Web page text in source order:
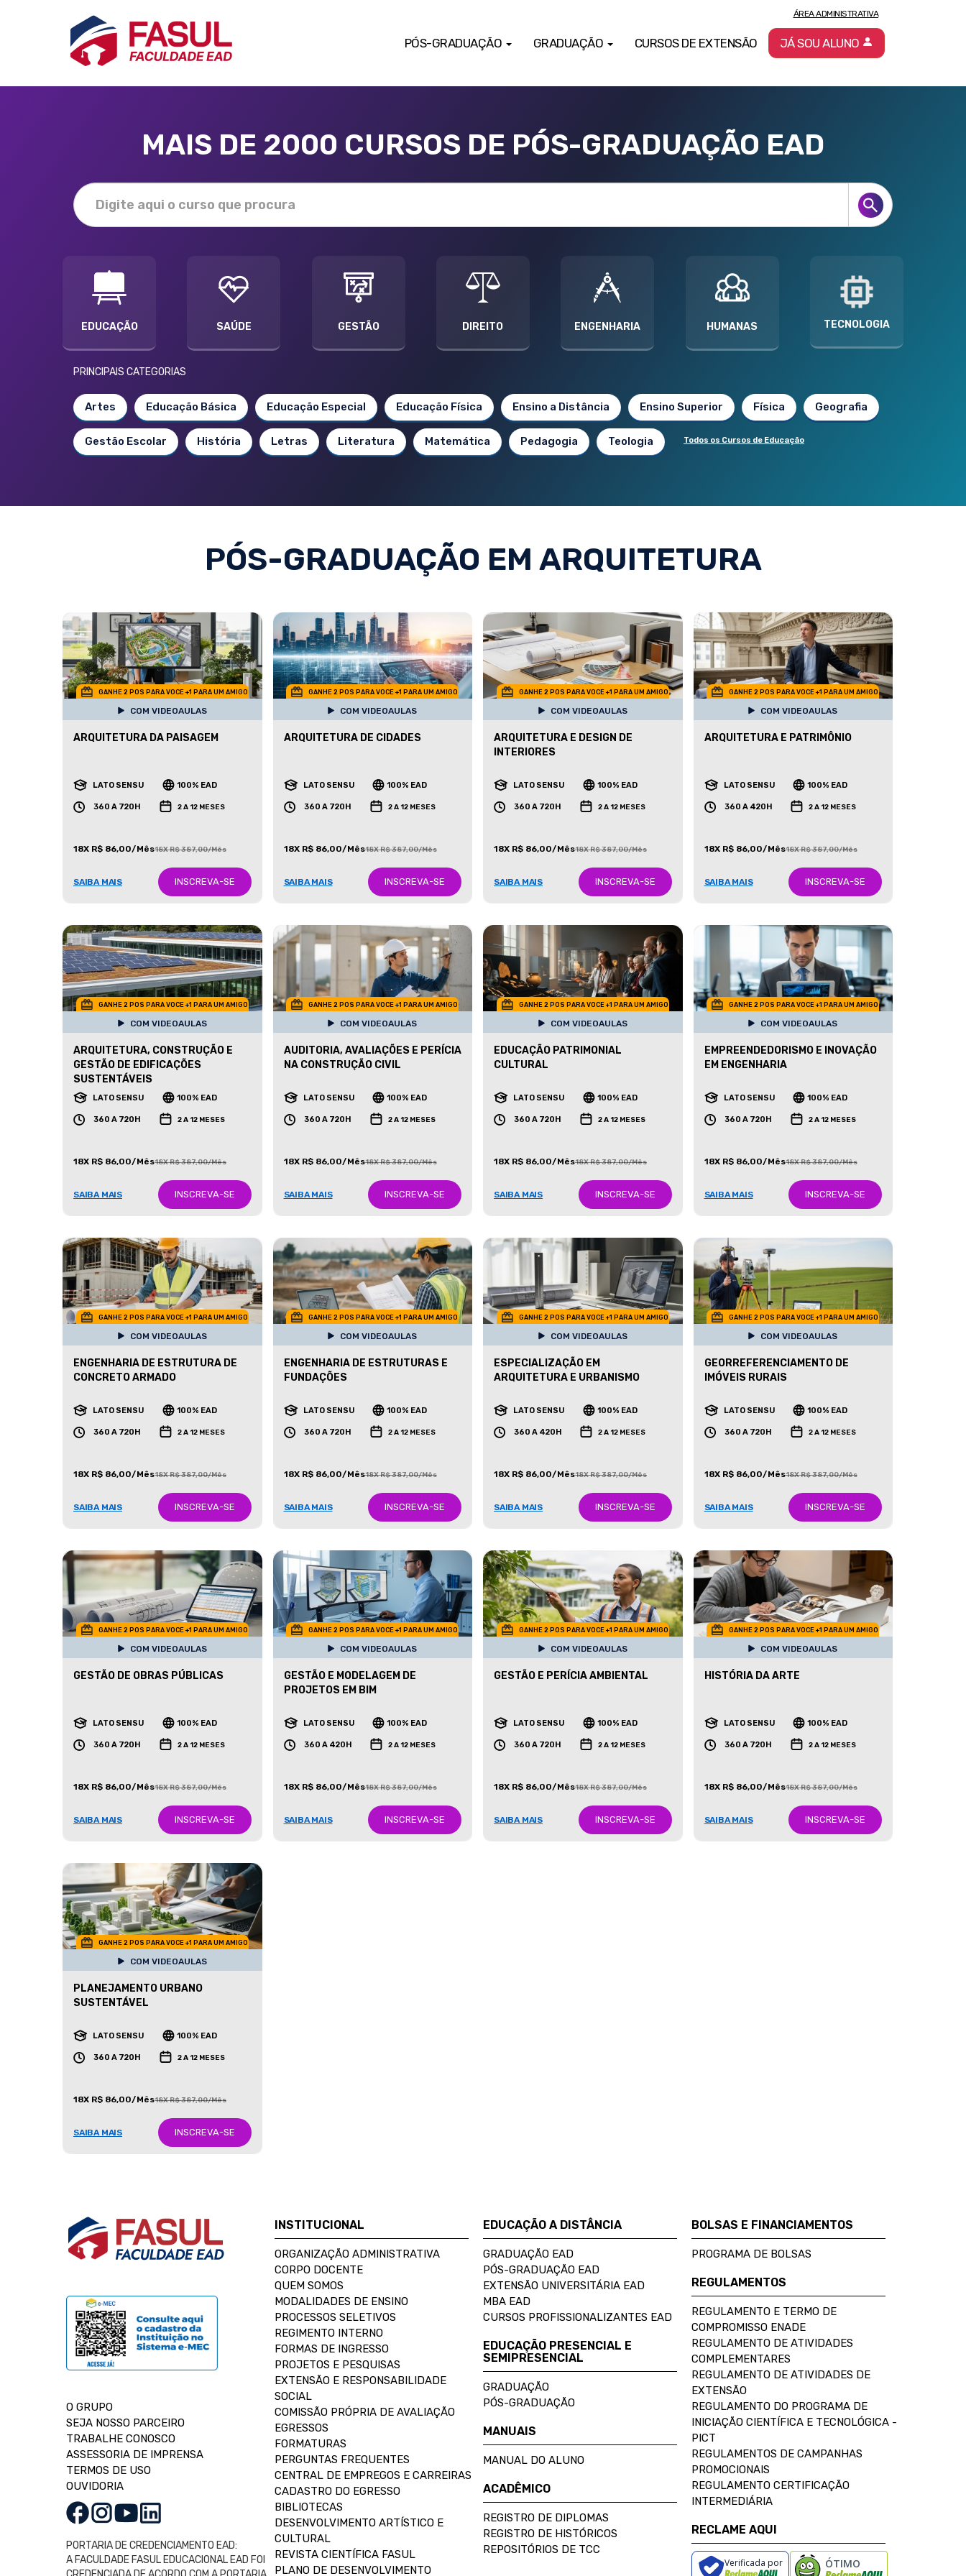
PÓS-GRADUAÇÃO GRADUAÇÃO CURSOS DE EXTENSÃO
ÁREA ADMINISTRATIVA
JÁ SOU ALUNO
MAIS DE 2000 CURSOS DE PÓS-GRADUAÇÃO EAD
EDUCAÇÃO SAÚDE GESTÃO DIREITO ENGENHARIA HUMANAS TECNOLOGIA
PRINCIPAIS CATEGORIAS
Artes Educação Básica Educação Especial Educação Física Ensino a Distância Ensino Superior Física Geografia
Gestão Escolar História Letras Literatura Matemática Pedagogia Teologia Todos os Cursos de Educação
PÓS-GRADUAÇÃO EM ARQUITETURA
GANHE 2 POS PARA VOCE +1 PARA UM AMIGO
COM VIDEOAULAS
ARQUITETURA DA PAISAGEM
LATO SENSU 100% EAD
360 A 720H 2 A 12 MESES
18X R$ 86,00/Mês18X R$ 387,00/Mês
SAIBA MAIS INSCREVA-SE
GANHE 2 POS PARA VOCE +1 PARA UM AMIGO
COM VIDEOAULAS
ARQUITETURA DE CIDADES
LATO SENSU 100% EAD
360 A 720H 2 A 12 MESES
18X R$ 86,00/Mês18X R$ 387,00/Mês
SAIBA MAIS INSCREVA-SE
GANHE 2 POS PARA VOCE +1 PARA UM AMIGO
COM VIDEOAULAS
ARQUITETURA E DESIGN DE
INTERIORES
LATO SENSU 100% EAD
360 A 720H 2 A 12 MESES
18X R$ 86,00/Mês18X R$ 387,00/Mês
SAIBA MAIS INSCREVA-SE
GANHE 2 POS PARA VOCE +1 PARA UM AMIGO
COM VIDEOAULAS
ARQUITETURA E PATRIMÔNIO
LATO SENSU 100% EAD
360 A 420H 2 A 12 MESES
18X R$ 86,00/Mês18X R$ 387,00/Mês
SAIBA MAIS INSCREVA-SE
GANHE 2 POS PARA VOCE +1 PARA UM AMIGO
COM VIDEOAULAS
ARQUITETURA, CONSTRUÇÃO E
GESTÃO DE EDIFICAÇÕES
SUSTENTÁVEIS
LATO SENSU 100% EAD
360 A 720H 2 A 12 MESES
18X R$ 86,00/Mês18X R$ 387,00/Mês
SAIBA MAIS INSCREVA-SE
GANHE 2 POS PARA VOCE +1 PARA UM AMIGO
COM VIDEOAULAS
AUDITORIA, AVALIAÇÕES E PERÍCIA
NA CONSTRUÇÃO CIVIL
LATO SENSU 100% EAD
360 A 720H 2 A 12 MESES
18X R$ 86,00/Mês18X R$ 387,00/Mês
SAIBA MAIS INSCREVA-SE
GANHE 2 POS PARA VOCE +1 PARA UM AMIGO
COM VIDEOAULAS
EDUCAÇÃO PATRIMONIAL
CULTURAL
LATO SENSU 100% EAD
360 A 720H 2 A 12 MESES
18X R$ 86,00/Mês18X R$ 387,00/Mês
SAIBA MAIS INSCREVA-SE
GANHE 2 POS PARA VOCE +1 PARA UM AMIGO
COM VIDEOAULAS
EMPREENDEDORISMO E INOVAÇÃO
EM ENGENHARIA
LATO SENSU 100% EAD
360 A 720H 2 A 12 MESES
18X R$ 86,00/Mês18X R$ 387,00/Mês
SAIBA MAIS INSCREVA-SE
GANHE 2 POS PARA VOCE +1 PARA UM AMIGO
COM VIDEOAULAS
ENGENHARIA DE ESTRUTURA DE
CONCRETO ARMADO
LATO SENSU 100% EAD
360 A 720H 2 A 12 MESES
18X R$ 86,00/Mês18X R$ 387,00/Mês
SAIBA MAIS INSCREVA-SE
GANHE 2 POS PARA VOCE +1 PARA UM AMIGO
COM VIDEOAULAS
ENGENHARIA DE ESTRUTURAS E
FUNDAÇÕES
LATO SENSU 100% EAD
360 A 720H 2 A 12 MESES
18X R$ 86,00/Mês18X R$ 387,00/Mês
SAIBA MAIS INSCREVA-SE
GANHE 2 POS PARA VOCE +1 PARA UM AMIGO
COM VIDEOAULAS
ESPECIALIZAÇÃO EM
ARQUITETURA E URBANISMO
LATO SENSU 100% EAD
360 A 420H 2 A 12 MESES
18X R$ 86,00/Mês18X R$ 387,00/Mês
SAIBA MAIS INSCREVA-SE
GANHE 2 POS PARA VOCE +1 PARA UM AMIGO
COM VIDEOAULAS
GEORREFERENCIAMENTO DE
IMÓVEIS RURAIS
LATO SENSU 100% EAD
360 A 720H 2 A 12 MESES
18X R$ 86,00/Mês18X R$ 387,00/Mês
SAIBA MAIS INSCREVA-SE
GANHE 2 POS PARA VOCE +1 PARA UM AMIGO
COM VIDEOAULAS
GESTÃO DE OBRAS PÚBLICAS
LATO SENSU 100% EAD
360 A 720H 2 A 12 MESES
18X R$ 86,00/Mês18X R$ 387,00/Mês
SAIBA MAIS INSCREVA-SE
GANHE 2 POS PARA VOCE +1 PARA UM AMIGO
COM VIDEOAULAS
GESTÃO E MODELAGEM DE
PROJETOS EM BIM
LATO SENSU 100% EAD
360 A 420H 2 A 12 MESES
18X R$ 86,00/Mês18X R$ 387,00/Mês
SAIBA MAIS INSCREVA-SE
GANHE 2 POS PARA VOCE +1 PARA UM AMIGO
COM VIDEOAULAS
GESTÃO E PERÍCIA AMBIENTAL
LATO SENSU 100% EAD
360 A 720H 2 A 12 MESES
18X R$ 86,00/Mês18X R$ 387,00/Mês
SAIBA MAIS INSCREVA-SE
GANHE 2 POS PARA VOCE +1 PARA UM AMIGO
COM VIDEOAULAS
HISTÓRIA DA ARTE
LATO SENSU 100% EAD
360 A 720H 2 A 12 MESES
18X R$ 86,00/Mês18X R$ 387,00/Mês
SAIBA MAIS INSCREVA-SE
GANHE 2 POS PARA VOCE +1 PARA UM AMIGO
COM VIDEOAULAS
PLANEJAMENTO URBANO
SUSTENTÁVEL
LATO SENSU 100% EAD
360 A 720H 2 A 12 MESES
18X R$ 86,00/Mês18X R$ 387,00/Mês
SAIBA MAIS INSCREVA-SE
O GRUPO
SEJA NOSSO PARCEIRO
TRABALHE CONOSCO
ASSESSORIA DE IMPRENSA
TERMOS DE USO
OUVIDORIA
PORTARIA DE CREDENCIAMENTO EAD:
A FACULDADE FASUL EDUCACIONAL EAD FOI
INSTITUCIONAL
ORGANIZAÇÃO ADMINISTRATIVA
CORPO DOCENTE
QUEM SOMOS
MODALIDADES DE ENSINO
PROCESSOS SELETIVOS
REGIMENTO INTERNO
FORMAS DE INGRESSO
PROJETOS E PESQUISAS
EXTENSÃO E RESPONSABILIDADE
SOCIAL
COMISSÃO PRÓPRIA DE AVALIAÇÃO
EGRESSOS
FORMATURAS
PERGUNTAS FREQUENTES
CENTRAL DE EMPREGOS E CARREIRAS
CADASTRO DO EGRESSO
BIBLIOTECAS
DESENVOLVIMENTO ARTÍSTICO E
CULTURAL
REVISTA CIENTÍFICA FASUL
PLANO DE DESENVOLVIMENTO
EDUCAÇÃO A DISTÂNCIA
GRADUAÇÃO EAD
PÓS-GRADUAÇÃO EAD
EXTENSÃO UNIVERSITÁRIA EAD
MBA EAD
CURSOS PROFISSIONALIZANTES EAD
EDUCAÇÃO PRESENCIAL E
SEMIPRESENCIAL
GRADUAÇÃO
PÓS-GRADUAÇÃO
MANUAIS
MANUAL DO ALUNO
ACADÊMICO
REGISTRO DE DIPLOMAS
REGISTRO DE HISTÓRICOS
REPOSITÓRIOS DE TCC
BOLSAS E FINANCIAMENTOS
PROGRAMA DE BOLSAS
REGULAMENTOS
REGULAMENTO E TERMO DE
COMPROMISSO ENADE
REGULAMENTO DE ATIVIDADES
COMPLEMENTARES
REGULAMENTO DE ATIVIDADES DE
EXTENSÃO
REGULAMENTO DO PROGRAMA DE
INICIAÇÃO CIENTÍFICA E TECNOLÓGICA -
PICT
REGULAMENTOS DE CAMPANHAS
PROMOCIONAIS
REGULAMENTO CERTIFICAÇÃO
INTERMEDIÁRIA
RECLAME AQUI
Verificada por ÓTIMO